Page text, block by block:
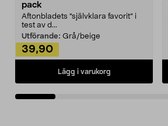
pack
Aftonbladets "självklara favorit” i
test av d...
Utförande: Grå/beige
39,90
Lägg i varukorg